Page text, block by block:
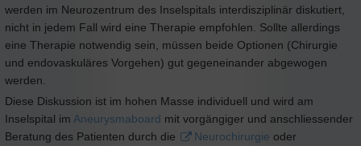
werden im Neurozentrum des Inselspitals interdisziplinär diskutiert,
nicht in jedem Fall wird eine Therapie empfohlen. Sollte allerdings
eine Therapie notwendig sein, müssen beide Optionen (Chirurgie
und endovaskuläres Vorgehen) gut gegeneinander abgewogen
werden.
Diese Diskussion ist im hohen Masse individuell und wird am
Inselspital im Aneurysmaboard mit vorgängiger und anschliessender
Beratung des Patienten durch die
Neurochirurgie oder